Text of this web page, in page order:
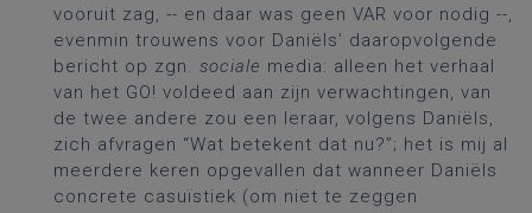
vooruit zag, -- en daar was geen VAR voor nodig --,
evenmin trouwens voor Daniëls’ daaropvolgende
bericht op zgn. sociale media: alleen het verhaal
van het GO! voldeed aan zijn verwachtingen, van
de twee andere zou een leraar, volgens Daniëls,
zich afvragen “Wat betekent dat nu?”; het is mij al
meerdere keren opgevallen dat wanneer Daniëls
concrete casuïstiek (om niet te zeggen